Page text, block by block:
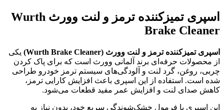
اسپری تمیزکننده ترمز و لنت وورث Wurth
Brake Cleaner
اسپری تمیزکننده ترمز و لنت وورث (Wurth Brake Cleaner)
یکی
از محصولات حرفه‌ای برند آلمانی وورث است که برای پاک کردن
چربی، روغن، گرد لنت و آلودگی‌های سیستم ترمز خودرو طراحی
شده است. استفاده از این اسپری باعث افزایش کارایی ترمز،
کاهش صدای لنت و افزایش عمر مفید قطعات می‌شود.
این اسپری با فرمول خشک‌شوندگی سریع خود، بدون نیاز به